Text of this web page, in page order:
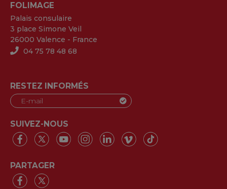
FOLIMAGE
Palais consulaire
3 place Simone Veil
26000 Valence - France
04 75 78 48 68
RESTEZ INFORMÉS
SUIVEZ-NOUS
PARTAGER